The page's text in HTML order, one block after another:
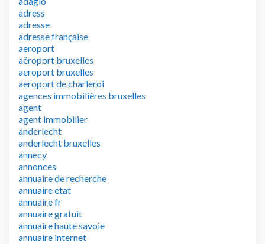
adress
adresse
adresse française
aeroport
aéroport bruxelles
aeroport bruxelles
aeroport de charleroi
agences immobilières bruxelles
agent
agent immobilier
anderlecht
anderlecht bruxelles
annecy
annonces
annuaire de recherche
annuaire etat
annuaire fr
annuaire gratuit
annuaire haute savoie
annuaire internet